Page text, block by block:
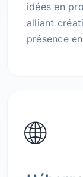
idées en
alliant
présence
🌐